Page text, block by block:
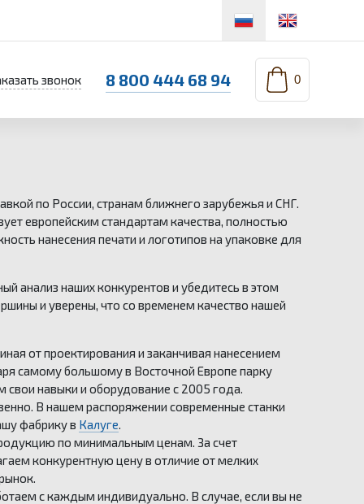
звонок 8 800 444 68 94 0
по России, странам ближнего зарубежья и СНГ.
европейским стандартам качества, полностью
нанесения печати и логотипов на упаковке для
анализ наших конкурентов и убедитесь в этом
и уверены, что со временем качество нашей
от проектирования и заканчивая нанесением
самому большому в Восточной Европе парку
навыки и оборудование с 2005 года.
В нашем распоряжении современные станки
фабрику в Калуге
по минимальным ценам. За счет
конкурентную цену в отличие от мелких
с каждым индивидуально. В случае, если вы не